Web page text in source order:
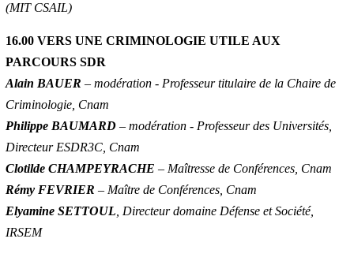
(MIT CSAIL)
16.00 VERS UNE CRIMINOLOGIE UTILE AUX
PARCOURS SDR
Alain BAUER – modération - Professeur titulaire de la Chaire de
Criminologie, Cnam
Philippe BAUMARD – modération - Professeur des Universités,
Directeur ESDR3C, Cnam
Clotilde CHAMPEYRACHE – Maîtresse de Conférences, Cnam
Rémy FEVRIER – Maître de Conférences, Cnam
Elyamine SETTOUL , Directeur domaine Défense et Société,
IRSEM